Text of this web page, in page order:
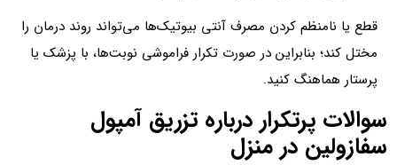
قطع یا نامنظم کردن مصرف آنتی‌ بیوتیک‌ها می‌تواند روند درمان را
مختل کند؛ بنابراین در صورت تکرار فراموشی نوبت‌ها، با پزشک یا
پرستار هماهنگ کنید.
سوالات پرتکرار درباره تزریق آمپول
سفازولین در منزل